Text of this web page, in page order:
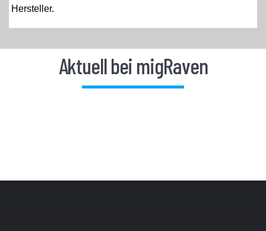
Hersteller.
Aktuell bei migRaven